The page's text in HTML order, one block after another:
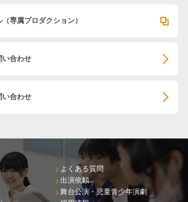
（専属プロダクション）
い合わせ
い合わせ
よくある質問
出演依頼
舞台公演・児童青少年演劇